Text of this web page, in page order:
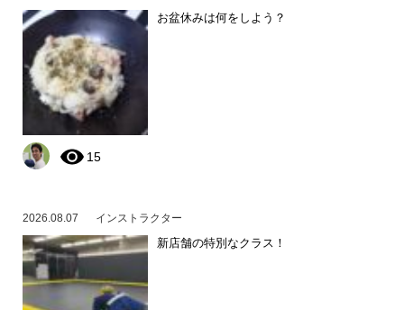
お盆休みは何をしよう？
15
2026.08.07 インストラクター
新店舗の特別なクラス！